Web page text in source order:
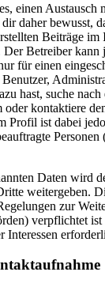
einen Austausch
daher bewusst,
Beiträge im
Betreiber kann
für einen
hast, suche nach
kontaktiere
Profil ist dabei
Daten wird
weitergeben.
zur
verpflichtet
Interessen